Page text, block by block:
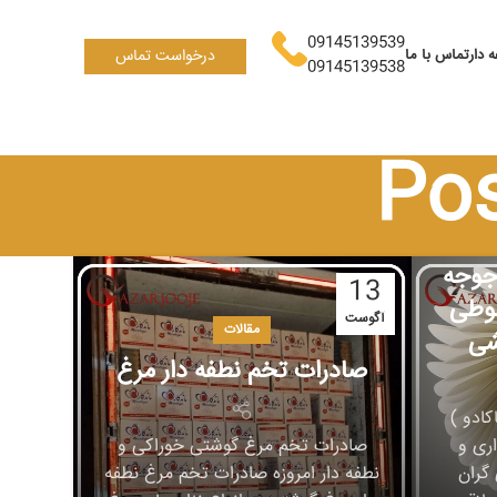
دارتماس با ما09145139539
09145139538
درخواست تماس
)
و
13
آگوست
مقالات
صادرات تخم نطفه دار مرغ
صادرات تخم مرغ گوشتی خوراکی و
نطفه دار امروزه صادرات تخم مرغ نطفه